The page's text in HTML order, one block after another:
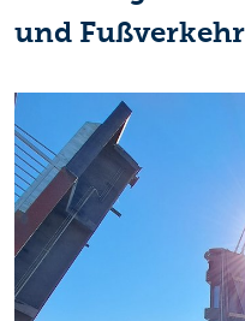
und